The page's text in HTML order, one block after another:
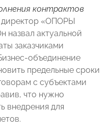
контрактов
директор «ОПОРЫ
назвал актуальной
заказчиками
объединение
предельные сроки
с субъектами
что нужно
внедрения для